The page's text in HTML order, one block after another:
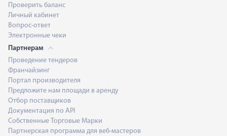
Проверить баланс
Личный кабинет
Вопрос-ответ
Электронные чеки
Партнерам
Проведение тендеров
Франчайзинг
Портал производителя
Предложите нам площади в аренду
Отбор поставщиков
Документация по API
Собственные Торговые Марки
Партнерская программа для веб-мастеров